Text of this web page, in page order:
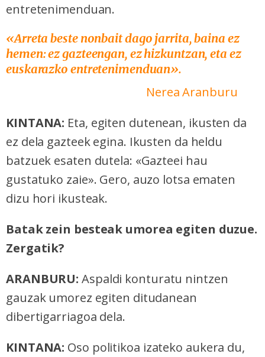
entretenimenduan.
«Arreta beste nonbait dago jarrita, baina ez
hemen: ez gazteengan, ez hizkuntzan, eta ez
euskarazko entretenimenduan».
Nerea Aranburu
KINTANA: Eta, egiten dutenean, ikusten da
ez dela gazteek egina. Ikusten da heldu
batzuek esaten dutela: «Gazteei hau
gustatuko zaie». Gero, auzo lotsa ematen
dizu hori ikusteak.
Batak zein besteak umorea egiten duzue.
Zergatik?
ARANBURU: Aspaldi konturatu nintzen
gauzak umorez egiten ditudanean
dibertigarriagoa dela.
KINTANA: Oso politikoa izateko aukera du,